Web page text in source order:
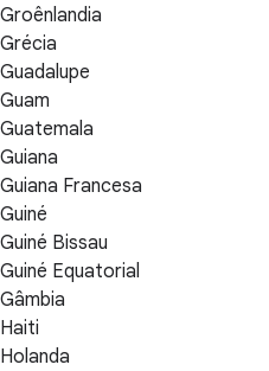
Groênlandia
Grécia
Guadalupe
Guam
Guatemala
Guiana
Guiana Francesa
Guiné
Guiné Bissau
Guiné Equatorial
Gâmbia
Haiti
Holanda